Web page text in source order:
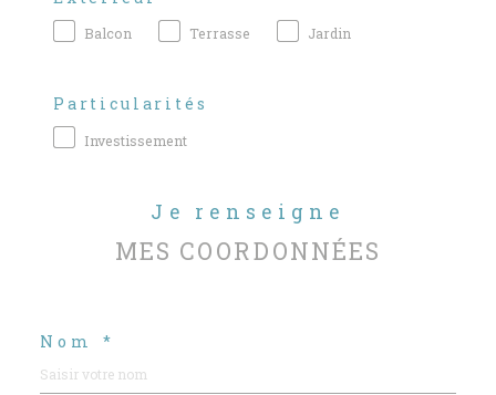
Balcon Terrasse Jardin
Particularités
Investissement
Je renseigne
MES COORDONNÉES
Nom *